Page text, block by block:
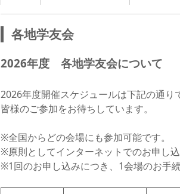
テ
ン
ツ
へ
移
学長・学友会会長メッ
セージ
学友会員について
学友会費および納入方
法
各地学
MGクリ
う！
大学のイ
学部に
動
各地学友会
2026年度 各地学友会について
2026年度開催スケジュールは下記の通り
皆様のご参加をお待ちしています。
※全国からどの会場にも参加可能です。
※原則としてインターネットでのお申し込
※1回のお申し込みにつき、1会場のお手